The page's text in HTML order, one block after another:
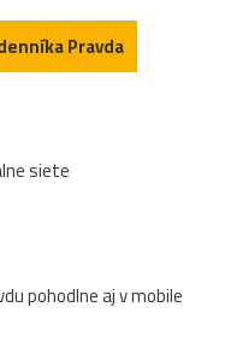
Pravda
siete
pohodlne aj v mobile